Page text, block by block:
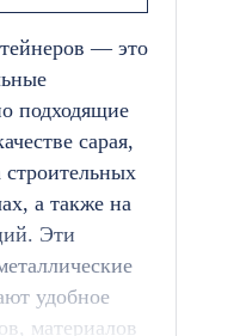
— это
подходящие
сарая,
строительных
а также на
Эти
удобное
материалов